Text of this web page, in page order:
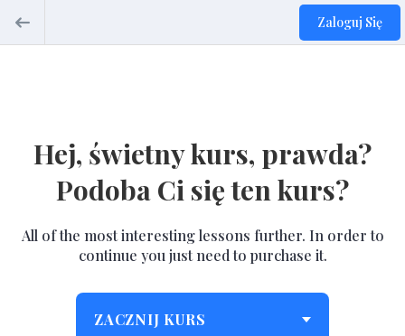
Zaloguj Się
Hej, świetny kurs, prawda?
Podoba Ci się ten kurs?
All of the most interesting lessons further. In order to
continue you just need to purchase it.
ZACZNIJ KURS